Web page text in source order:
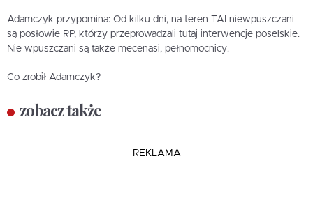
Adamczyk przypomina: Od kilku dni, na teren TAI niewpuszczani
są posłowie RP, którzy przeprowadzali tutaj interwencje poselskie.
Nie wpuszczani są także mecenasi, pełnomocnicy.
Co zrobił Adamczyk?
zobacz także
REKLAMA